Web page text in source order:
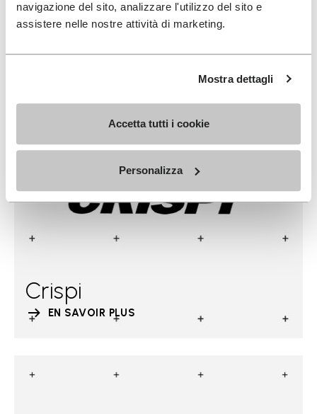
navigazione del sito, analizzare l'utilizzo del sito e
assistere nelle nostre attività di marketing.
Mostra dettagli
Accetta tutti i cookie
Personalizza
Crispi
EN SAVOIR PLUS